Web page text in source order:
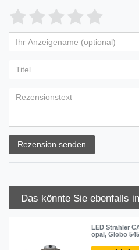
Rezension senden
Das könnte Sie ebenfalls
LED Strahler
opal, Globo